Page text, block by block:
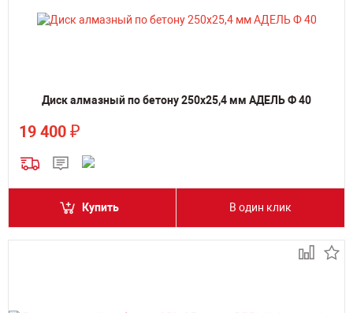
Диск алмазный по бетону 250х25,4 мм АДЕЛЬ Ф 40
19 400 ₽
Купить В один клик